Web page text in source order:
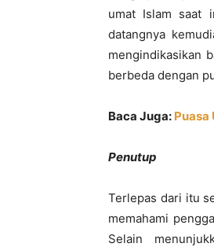
umat Islam saat
datangnya
mengindikasikan
berbeda dengan
Baca Juga: Puasa
Penutup
Terlepas dari itu
memahami
Selain